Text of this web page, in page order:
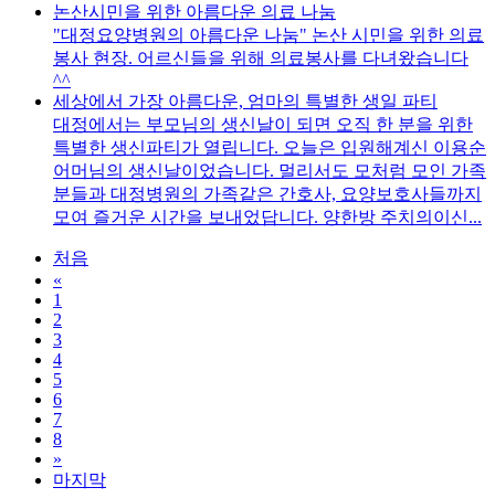
논산시민을 위한 아름다운 의료 나눔
"대정요양병원의 아름다운 나눔" 논산 시민을 위한 의료
봉사 현장. 어르신들을 위해 의료봉사를 다녀왔습니다
^^
세상에서 가장 아름다운, 엄마의 특별한 생일 파티
대정에서는 부모님의 생신날이 되면 오직 한 분을 위한
특별한 생신파티가 열립니다. 오늘은 입원해계신 이용순
어머님의 생신날이었습니다. 멀리서도 모처럼 모인 가족
분들과 대정병원의 가족같은 간호사, 요양보호사들까지
모여 즐거운 시간을 보내었답니다. 양한방 주치의이신...
처음
«
1
2
3
4
5
6
7
8
»
마지막